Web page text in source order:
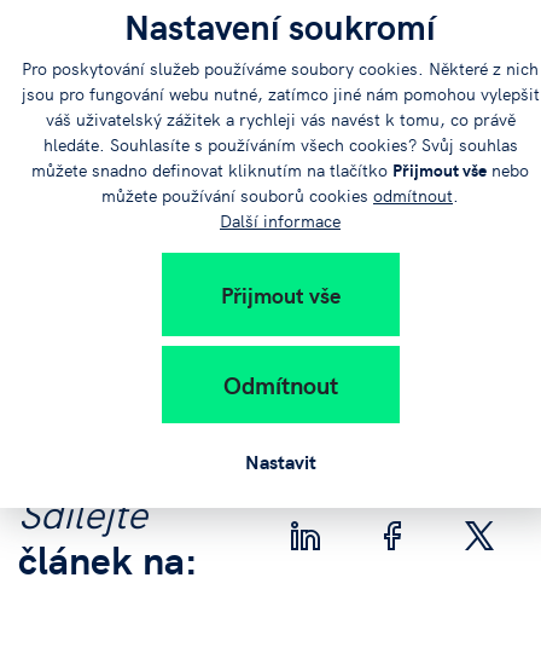
Nastavení soukromí
Pro poskytování služeb používáme soubory cookies. Některé z nich
jsou pro fungování webu nutné, zatímco jiné nám pomohou vylepšit
váš uživatelský zážitek a rychleji vás navést k tomu, co právě
hledáte. Souhlasíte s používáním všech cookies? Svůj souhlas
můžete snadno definovat kliknutím na tlačítko Přijmout vše nebo
můžete používání souborů cookies odmítnout.
Další informace
Přijmout vše
Odmítnout
Nastavit
11:00 – 11:20 -Marcel Procházka, CRA technická
vybavenost a specifikace, technické řešení, termíny
přechodu
11:20 – 11:50 - Prostor pro dotazy
12.00 – 13.00 - Oběd
Sdílejte
článek na: